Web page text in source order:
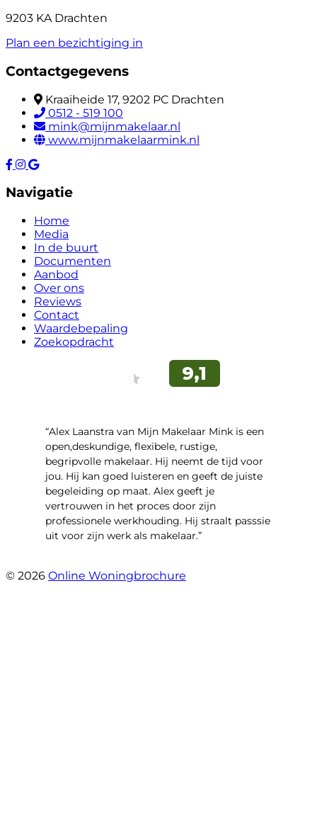
9203 KA Drachten
Plan een bezichtiging in
Contactgegevens
Kraaiheide 17, 9202 PC Drachten
0512 - 519 100
mink@mijnmakelaar.nl
www.mijnmakelaarmink.nl
Navigatie
Home
Media
In de buurt
Documenten
Aanbod
Over ons
Reviews
Contact
Waardebepaling
Zoekopdracht
“Alex Laanstra van Mijn Makelaar Mink is een
open,deskundige, flexibele, rustige,
begripvolle makelaar. Hij neemt de tijd voor
jou. Hij kan goed luisteren en geeft de juiste
begeleiding op maat. Alex geeft je
vertrouwen in het proces door zijn
professionele werkhouding. Hij straalt passsie
uit voor zijn werk als makelaar.”
© 2026 Online Woningbrochure